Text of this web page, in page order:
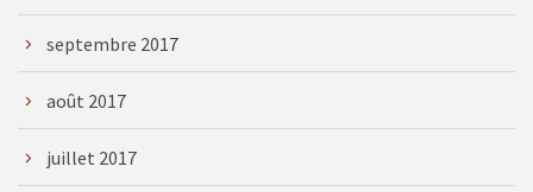
septembre 2017
août 2017
juillet 2017